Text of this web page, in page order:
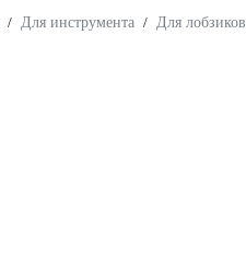
/ Для инструмента / Для лобзиков